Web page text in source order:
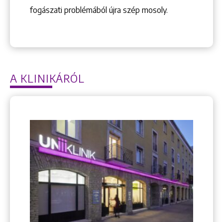
+36 1 222 7250
+36 1 222 9150
1148 Budapest, Örs vezér tere 2.
fogászati problémából újra szép mosoly.
A KLINIKÁRÓL